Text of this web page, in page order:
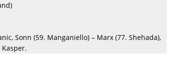
Sonn (59. Manganiello) – Marx (77. Shehada),